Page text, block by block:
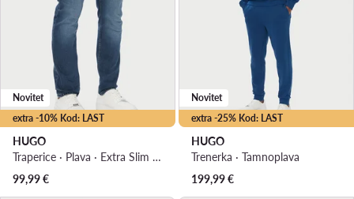
extra -10% Kod: LAST
Novitet
HUGO
Traperice · Plava · Extra Slim Fit
99,99€
extra -25% Kod: LAST
Novitet
HUGO
Trenerka · Tamnoplava
199,99€